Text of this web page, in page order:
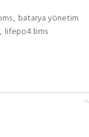
, batarya yönetim
, lifepo4 bms